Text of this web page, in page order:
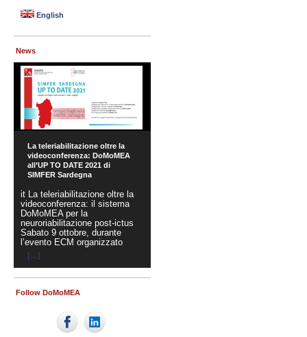
English
News
La teleriabilitazione oltre la
videoconferenza: DoMoMEA
all’UP TO DATE 2021 di
SIMFER Sardegna
it La teleriabilitazione oltre la
videoconferenza: il sistema
DoMoMEA per la
neuroriabilitazione post-ictus
Sabato 9 ottobre, durante
l’evento ECM organizzato
[…]
Follow DoMoMEA